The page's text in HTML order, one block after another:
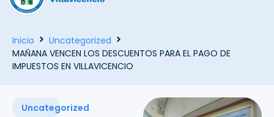
Inicio
Uncategorized
MAÑANA VENCEN LOS DESCUENTOS PARA EL PAGO DE
IMPUESTOS EN VILLAVICENCIO
Uncategorized